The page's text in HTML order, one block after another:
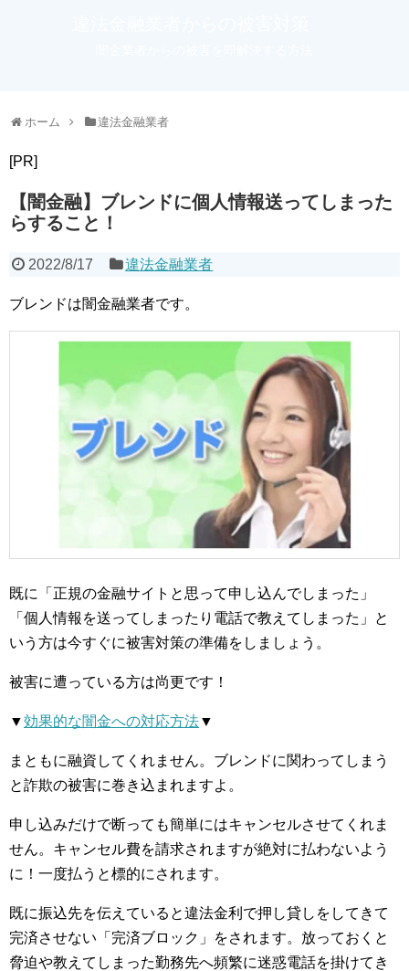
ホーム 違法金融業者
[PR]
【闇金融】ブレンドに個人情報送ってしまった
らすること！
2022/8/17 違法金融業者
ブレンドは闇金融業者です。
既に「正規の金融サイトと思って申し込んでしまった」
「個人情報を送ってしまったり電話で教えてしまった」と
いう方は今すぐに被害対策の準備をしましょう。
被害に遭っている方は尚更です！
▼効果的な闇金への対応方法▼
まともに融資してくれません。ブレンドに関わってしまう
と詐欺の被害に巻き込まれますよ。
申し込みだけで断っても簡単にはキャンセルさせてくれま
せん。キャンセル費を請求されますが絶対に払わないよう
に！一度払うと標的にされます。
既に振込先を伝えていると違法金利で押し貸しをしてきて
完済させない「完済ブロック」をされます。放っておくと
脅迫や教えてしまった勤務先へ頻繁に迷惑電話を掛けてき